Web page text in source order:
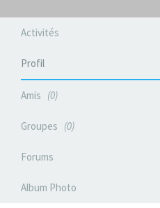
Activités
Profil
Amis 0
Groupes 0
Forums
Album Photo